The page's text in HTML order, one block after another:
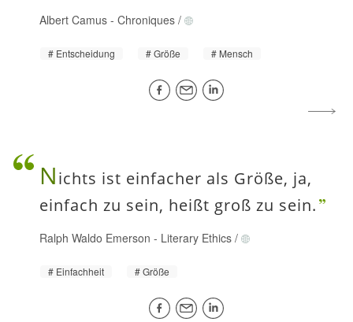
Albert Camus - Chroniques /
Entscheidung Größe Mensch
Nichts ist einfacher als Größe, ja,
einfach zu sein, heißt groß zu sein.
Ralph Waldo Emerson - Literary Ethics /
Einfachheit Größe